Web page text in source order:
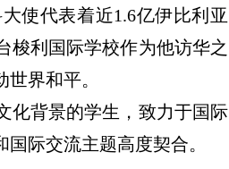
使代表着近1.6亿伊比利亚
梭利国际学校作为他访华之
界和平。
化背景的学生，致力于国际
际交流主题高度契合。